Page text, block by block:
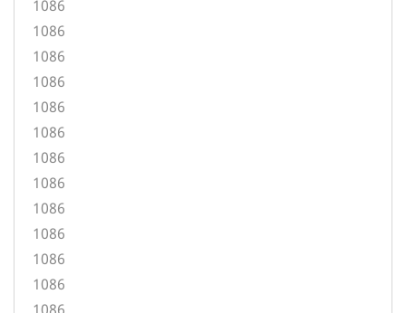
1086
1086
1086
1086
1086
1086
1086
1086
1086
1086
1086
1086